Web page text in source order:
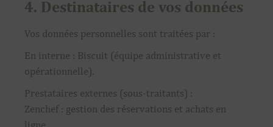
4. Destinataires de vos données
Vos données personnelles sont traitées par :
En interne : Biscuit (équipe administrative et
opérationnelle).
Prestataires externes (sous-traitants) :
Zenchef : gestion des réservations et achats en
ligne